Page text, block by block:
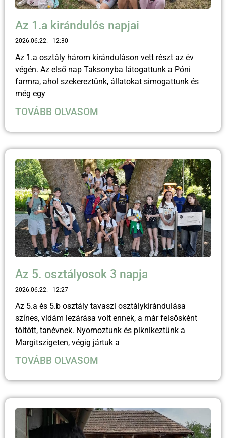
Az 1.a kirándulós napjai
2026.06.22. 12:30
Az 1.a osztály három kiránduláson vett részt az év
végén. Az első nap Taksonyba látogattunk a Póni
farmra, ahol szekereztünk, állatokat simogattunk és
még egy
TOVÁBB OLVASOM
Az 5. osztályosok 3 napja
2026.06.22. 12:27
Az 5.a és 5.b osztály tavaszi osztálykirándulása
színes, vidám lezárása volt ennek, a már felsősként
töltött, tanévnek. Nyomoztunk és piknikeztünk a
Margitszigeten, végig jártuk a
TOVÁBB OLVASOM